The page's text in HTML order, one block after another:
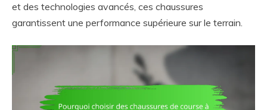
et des technologies avancés, ces chaussures
garantissent une performance supérieure sur le terrain.